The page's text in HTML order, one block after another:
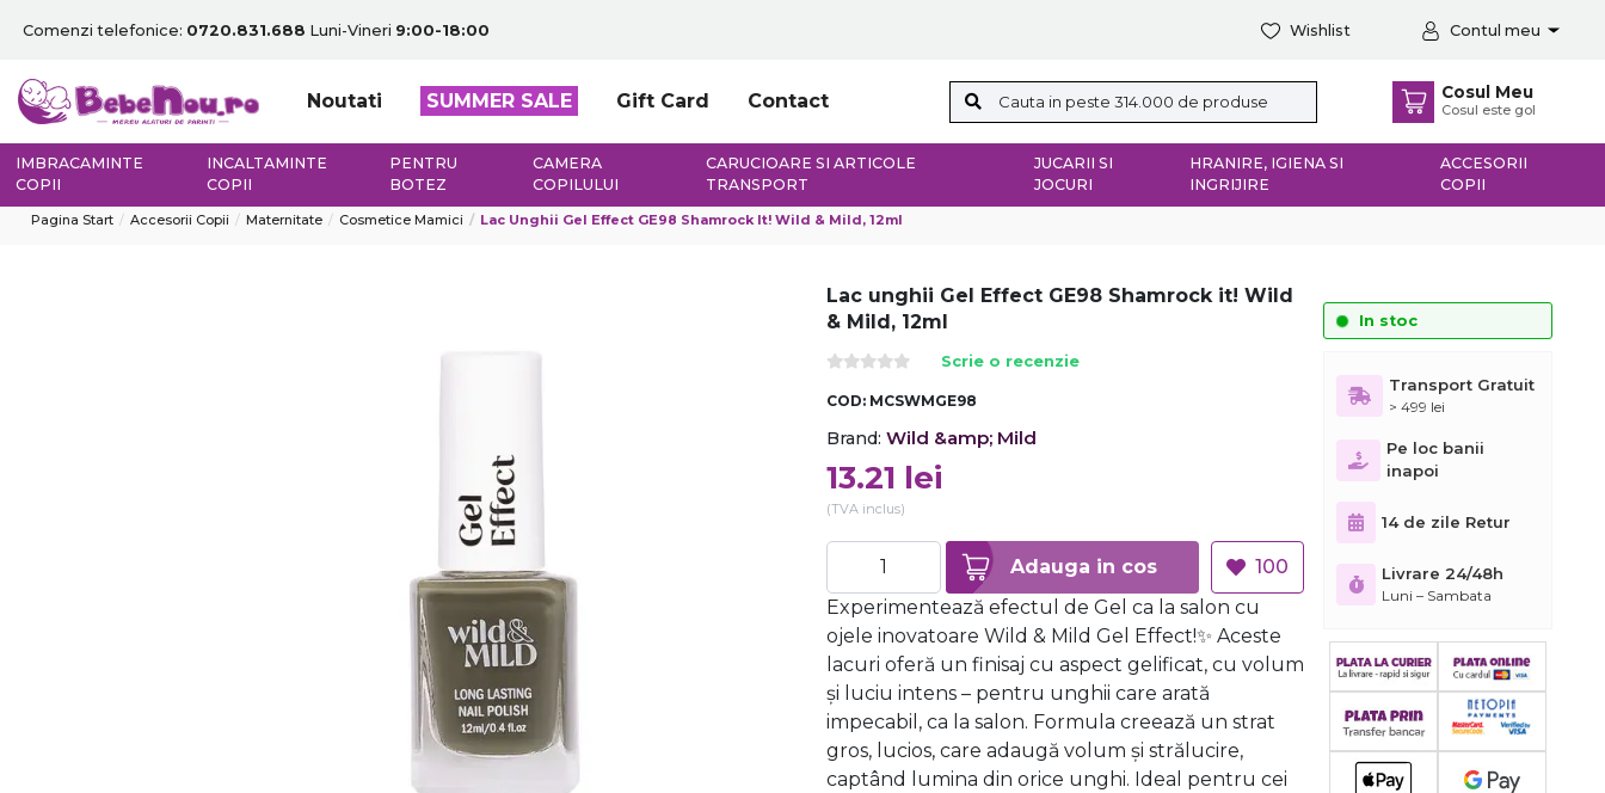
Comenzi telefonice: 0720.831.688 Luni-Vineri 9:00-18:00 Wishlist Contul meu
Noutati SUMMER SALE Gift Card Contact Cosul Meu
Cosul este gol
IMBRACAMINTE
COPII
INCALTAMINTE
COPII
PENTRU
BOTEZ
CAMERA
COPILULUI
CARUCIOARE SI ARTICOLE
TRANSPORT
JUCARII SI
JOCURI
HRANIRE, IGIENA SI
INGRIJIRE
ACCESORII
COPII
Pagina Start Accesorii Copii Maternitate Cosmetice Mamici Lac Unghii Gel Effect GE98 Shamrock It! Wild & Mild, 12ml
Lac unghii Gel Effect GE98 Shamrock it! Wild
& Mild, 12ml
Scrie o recenzie
COD: MCSWMGE98
Brand: Wild &amp; Mild
13.21 lei
(TVA inclus)
Adauga in cos
100
Experimentează efectul de Gel ca la salon cu
ojele inovatoare Wild & Mild Gel Effect!✨ Aceste
lacuri oferă un finisaj cu aspect gelificat, cu volum
și luciu intens – pentru unghii care arată
impecabil, ca la salon. Formula creează un strat
gros, lucios, care adaugă volum și strălucire,
captând lumina din orice unghi. Ideal pentru cei
In stoc
Transport Gratuit
> 499 lei
Pe loc banii
inapoi
14 de zile Retur
Livrare 24/48h
Luni – Sambata